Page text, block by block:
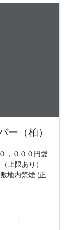
（柏）
，０００円愛
上限あり）
地内禁煙 (正